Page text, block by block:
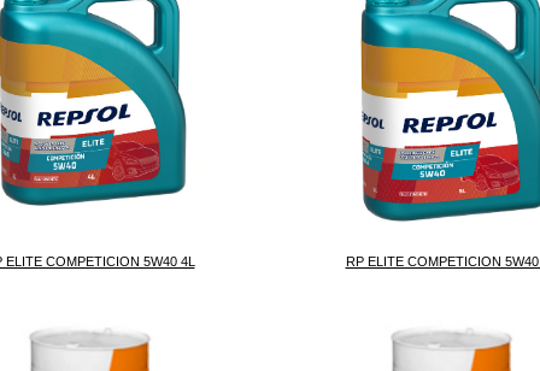
ELITE COMPETICION 5W40 4L RP ELITE COMPETICION 5W40